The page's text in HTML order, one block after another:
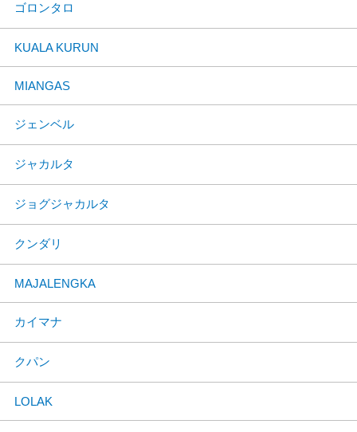
ゴロンタロ
KUALA KURUN
MIANGAS
ジェンベル
ジャカルタ
ジョグジャカルタ
クンダリ
MAJALENGKA
カイマナ
クパン
LOLAK